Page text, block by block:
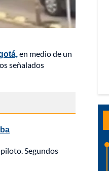
en medio de un
señalados
Segundos